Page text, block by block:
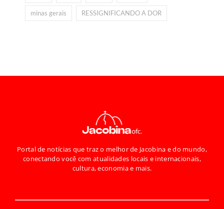
minas gerais RESSIGNIFICANDO A DOR
Portal de notícias que traz o melhor de Jacobina e do mundo,
conectando você com atualidades locais e internacionais,
cultura, economia e mais.